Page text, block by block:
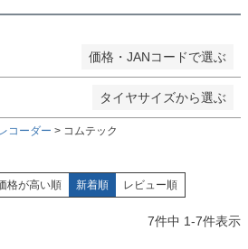
価格・JANコードで選ぶ
検索
タイヤサイズから選ぶ
コーダー コムテック
格が高い順 新着順 レビュー順
7件中 1-7件表示